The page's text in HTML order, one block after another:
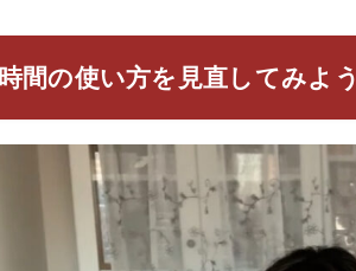
時間の使い方を見直してみよう